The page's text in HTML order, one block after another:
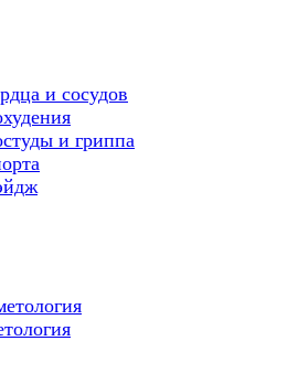
и сосудов
и гриппа